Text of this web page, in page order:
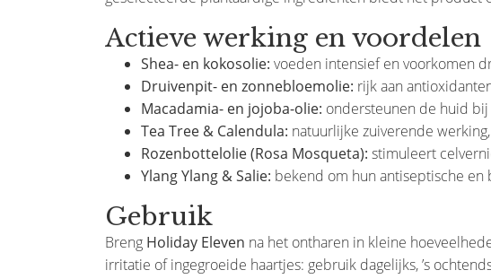
Actieve werking en voordelen
Shea- en kokosolie: voeden intensief en voorkomen
Druivenpit- en zonnebloemolie: rijk aan
Macadamia- en jojoba-olie: ondersteunen de huid
Tea Tree & Calendula: natuurlijke zuiverende
Rozenbottelolie (Rosa Mosqueta): stimuleert
Ylang Ylang & Salie: bekend om hun antiseptische
Gebruik
Breng Holiday Eleven na het ontharen in kleine
irritatie of ingegroeide haartjes: gebruik dagelijks, ’s